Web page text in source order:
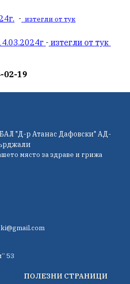
- изтегли от тук
- изтегли от тук
02-19
"Д-р Атанас Дафовски" АД-
място за здраве и грижа
53
ПОЛЕЗНИ СТРАНИЦИ